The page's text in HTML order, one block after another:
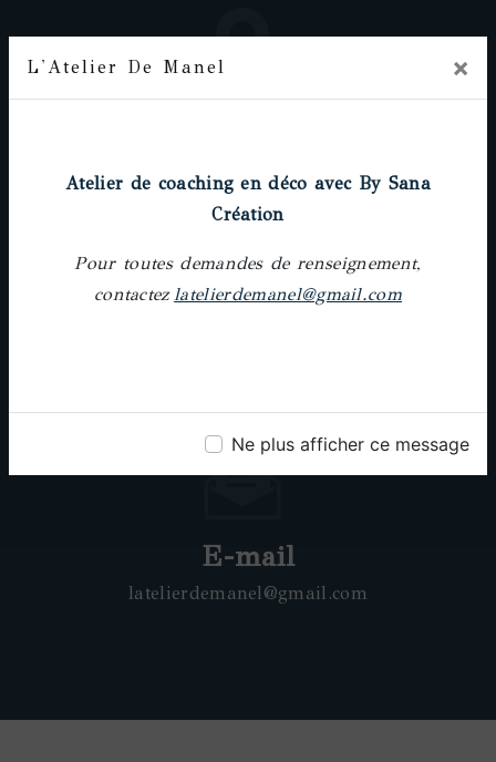
L'Atelier De Manel ×
Atelier de coaching en déco avec By Sana
Création
Pour toutes demandes de renseignement,
contactezlatelierdemanel@gmail.com
Ne plus afficher ce message
E-mail
latelierdemanel@gmail.com